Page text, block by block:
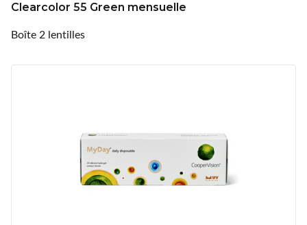
Clearcolor 55 Green mensuelle
Boîte 2 lentilles